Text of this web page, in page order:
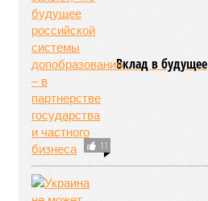
11
Вклад в будущее